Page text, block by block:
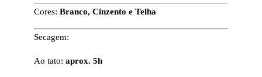
Cores: Branco, Cinzento e Telha
Secagem:
Ao tato: aprox. 5h